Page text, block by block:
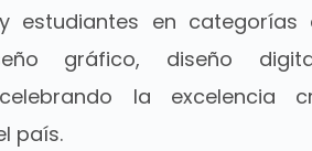
estudiantes en categorías
gráfico, diseño
la excelencia
país.